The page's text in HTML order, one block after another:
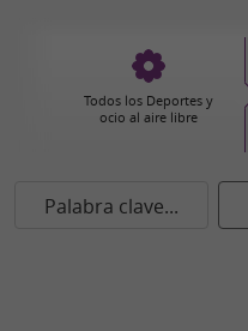
Todos los Deportes y
ocio al aire libre
Palabra clave...